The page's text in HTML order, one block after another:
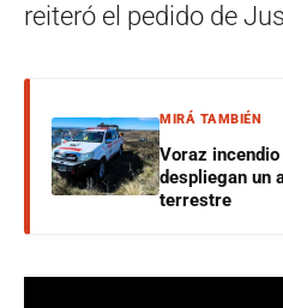
reiteró el pedido de
MIRÁ TAMBIÉN
Voraz
despliegan un
terrestre